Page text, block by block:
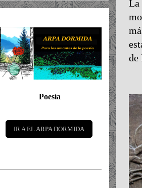
de
Poesía
IR A EL ARPA DORMIDA